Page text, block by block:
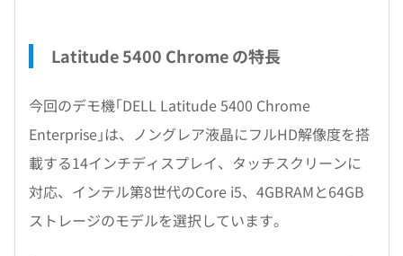
Latitude 5400 Chrome の特長
今回のデモ機｢DELL Latitude 5400 Chrome
Enterprise｣は、ノングレア液晶にフルHD解像度を搭
載する14インチディスプレイ、タッチスクリーンに
対応、インテル第8世代のCore i5、4GBRAMと64GB
ストレージのモデルを選択しています。